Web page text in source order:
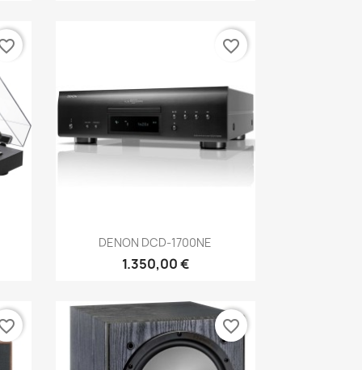
Anteprima
DENON DCD-1700NE
1.350,00 €
favorite_border
favorite_border